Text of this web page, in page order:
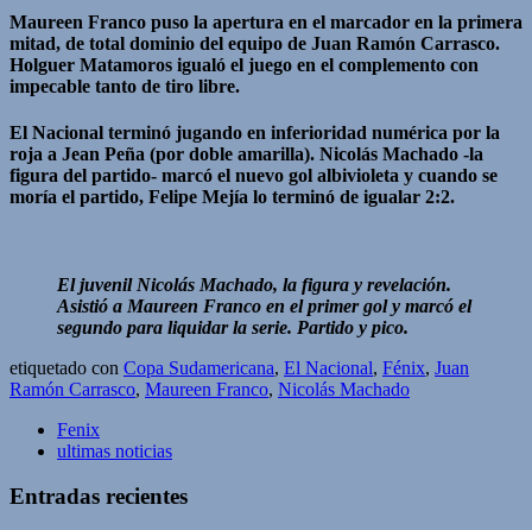
Maureen Franco puso la apertura en el marcador en la primera
mitad, de total dominio del equipo de Juan Ramón Carrasco.
Holguer Matamoros igualó el juego en el complemento con
impecable tanto de tiro libre.
El Nacional terminó jugando en inferioridad numérica por la
roja a Jean Peña (por doble amarilla). Nicolás Machado -la
figura del partido- marcó el nuevo gol albivioleta y cuando se
moría el partido, Felipe Mejía lo terminó de igualar 2:2.
El juvenil Nicolás Machado, la figura y revelación.
Asistió a Maureen Franco en el primer gol y marcó el
segundo para liquidar la serie. Partido y pico.
etiquetado con Copa Sudamericana, El Nacional, Fénix, Juan
Ramón Carrasco, Maureen Franco, Nicolás Machado
Fenix
ultimas noticias
Entradas recientes